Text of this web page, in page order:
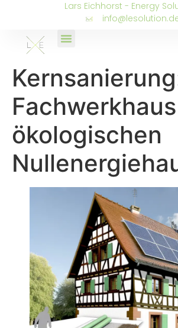
Lars Eichhorst - Energy
ökologischen